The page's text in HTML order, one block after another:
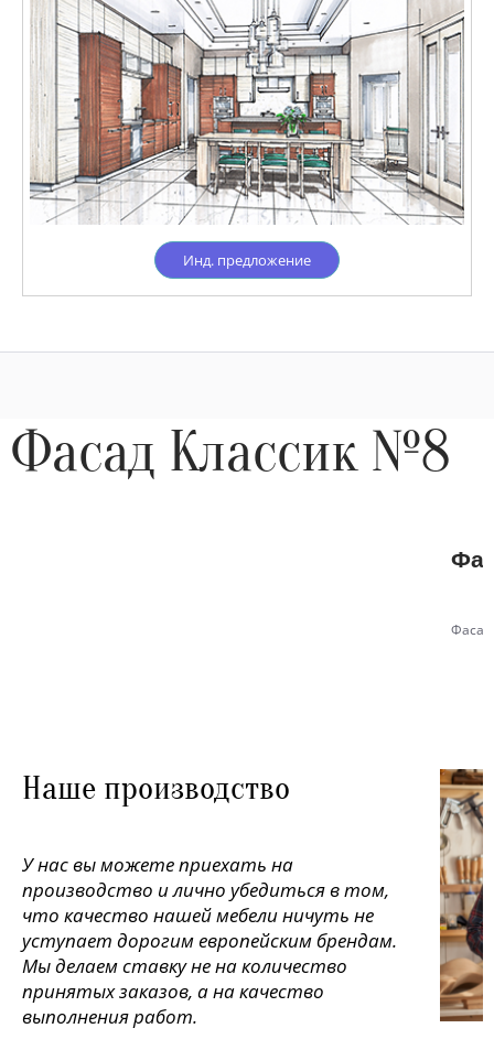
Инд. предложение
Фасад Классик №8
Наше производство
У нас вы можете приехать на
производство и лично убедиться в том,
что качество нашей мебели ничуть не
уступает дорогим европейским брендам.
Мы делаем ставку не на количество
принятых заказов, а на качество
выполнения работ.